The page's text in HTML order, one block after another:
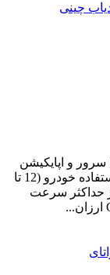
و اپایکیشن
فارسیردیاب خودروردیاب خودرویی چینیبرای استفاده خودرو (12 تا
حداکثر سرعت